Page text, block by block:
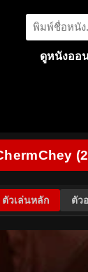
ดูหนังออ
ตัวเล่นหลัก ตัว